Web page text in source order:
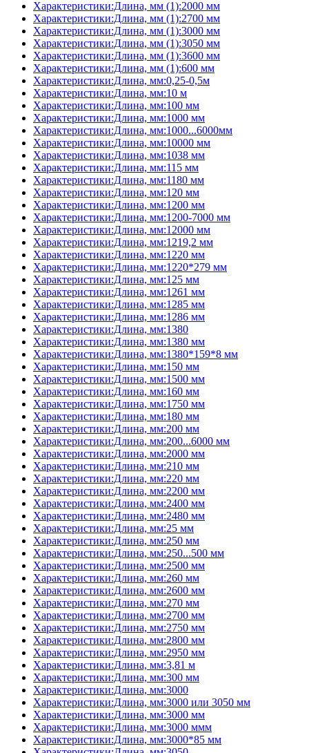
Характеристики:Длина, мм (1):2000 мм
Характеристики:Длина, мм (1):2700 мм
Характеристики:Длина, мм (1):3000 мм
Характеристики:Длина, мм (1):3050 мм
Характеристики:Длина, мм (1):3600 мм
Характеристики:Длина, мм (1):600 мм
Характеристики:Длина, мм:0,25-0,5м
Характеристики:Длина, мм:10 м
Характеристики:Длина, мм:100 мм
Характеристики:Длина, мм:1000 мм
Характеристики:Длина, мм:1000...6000мм
Характеристики:Длина, мм:10000 мм
Характеристики:Длина, мм:1038 мм
Характеристики:Длина, мм:115 мм
Характеристики:Длина, мм:1180 мм
Характеристики:Длина, мм:120 мм
Характеристики:Длина, мм:1200 мм
Характеристики:Длина, мм:1200-7000 мм
Характеристики:Длина, мм:12000 мм
Характеристики:Длина, мм:1219,2 мм
Характеристики:Длина, мм:1220 мм
Характеристики:Длина, мм:1220*279 мм
Характеристики:Длина, мм:125 мм
Характеристики:Длина, мм:1261 мм
Характеристики:Длина, мм:1285 мм
Характеристики:Длина, мм:1286 мм
Характеристики:Длина, мм:1380
Характеристики:Длина, мм:1380 мм
Характеристики:Длина, мм:1380*159*8 мм
Характеристики:Длина, мм:150 мм
Характеристики:Длина, мм:1500 мм
Характеристики:Длина, мм:160 мм
Характеристики:Длина, мм:1750 мм
Характеристики:Длина, мм:180 мм
Характеристики:Длина, мм:200 мм
Характеристики:Длина, мм:200...6000 мм
Характеристики:Длина, мм:2000 мм
Характеристики:Длина, мм:210 мм
Характеристики:Длина, мм:220 мм
Характеристики:Длина, мм:2200 мм
Характеристики:Длина, мм:2400 мм
Характеристики:Длина, мм:2480 мм
Характеристики:Длина, мм:25 мм
Характеристики:Длина, мм:250 мм
Характеристики:Длина, мм:250...500 мм
Характеристики:Длина, мм:2500 мм
Характеристики:Длина, мм:260 мм
Характеристики:Длина, мм:2600 мм
Характеристики:Длина, мм:270 мм
Характеристики:Длина, мм:2700 мм
Характеристики:Длина, мм:2750 мм
Характеристики:Длина, мм:2800 мм
Характеристики:Длина, мм:2950 мм
Характеристики:Длина, мм:3,81 м
Характеристики:Длина, мм:300 мм
Характеристики:Длина, мм:3000
Характеристики:Длина, мм:3000 или 3050 мм
Характеристики:Длина, мм:3000 мм
Характеристики:Длина, мм:3000 ммм
Характеристики:Длина, мм:3000*85 мм